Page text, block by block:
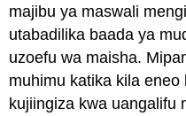
majibu ya maswali
utabadilika baada ya
uzoefu wa maisha.
muhimu katika kila
kujiingiza kwa uangalifu